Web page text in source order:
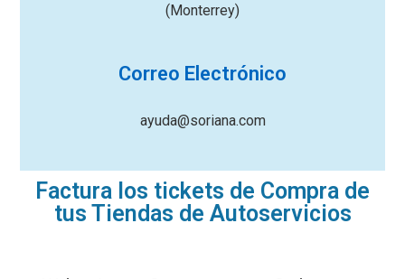
(Monterrey)
Correo Electrónico
ayuda@soriana.com
Factura los tickets de Compra de
tus Tiendas de Autoservicios